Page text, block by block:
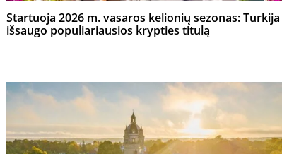
Startuoja 2026 m. vasaros kelionių sezonas: Turkija
išsaugo populiariausios krypties titulą